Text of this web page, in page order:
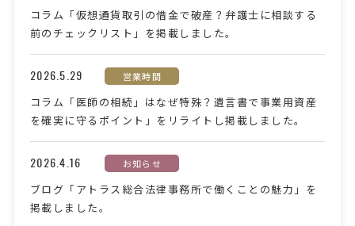
コラム「仮想通貨取引の借金で破産？弁護士に相談する
前のチェックリスト」を掲載しました。
2026.5.29 営業時間
コラム「医師の相続」はなぜ特殊？遺言書で事業用資産
を確実に守るポイント」をリライトし掲載しました。
2026.4.16 お知らせ
ブログ「アトラス総合法律事務所で働くことの魅力」を
掲載しました。